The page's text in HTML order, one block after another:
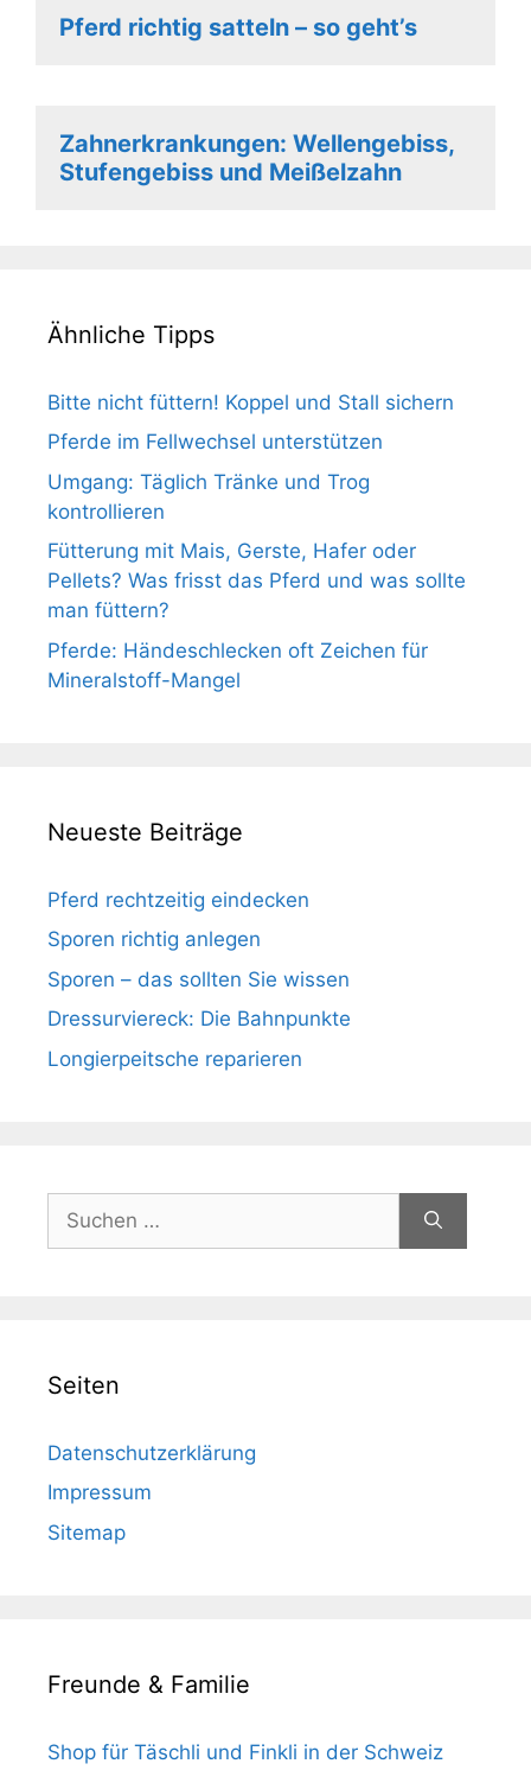
Pferd richtig satteln – so geht’s
Zahnerkrankungen: Wellengebiss,
Stufengebiss und Meißelzahn
Ähnliche Tipps
Bitte nicht füttern! Koppel und Stall sichern
Pferde im Fellwechsel unterstützen
Umgang: Täglich Tränke und Trog
kontrollieren
Fütterung mit Mais, Gerste, Hafer oder
Pellets? Was frisst das Pferd und was sollte
man füttern?
Pferde: Händeschlecken oft Zeichen für
Mineralstoff-Mangel
Neueste Beiträge
Pferd rechtzeitig eindecken
Sporen richtig anlegen
Sporen – das sollten Sie wissen
Dressurviereck: Die Bahnpunkte
Longierpeitsche reparieren
nach:
Seiten
Datenschutzerklärung
Impressum
Sitemap
Freunde & Familie
Shop für Täschli und Finkli in der Schweiz